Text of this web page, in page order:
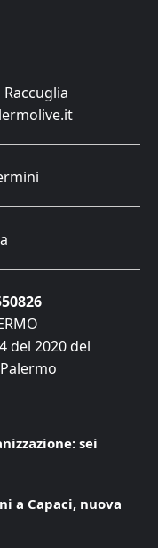
Raccuglia
del 2020 del
sei
a Capaci, nuova